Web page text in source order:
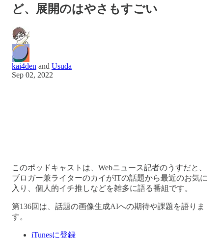
ど、展開のはやさもすごい
kai4den and Usuda
Sep 02, 2022
このポッドキャストは、Webニュース記者のうすだと、
ブロガー兼ライターのカイがITの話題から最近のお気に
入り、個人的イチ推しなどを雑多に語る番組です。
第136回は、話題の画像生成AIへの期待や課題を語りま
す。
iTunesに登録